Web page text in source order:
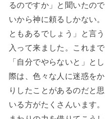
るのですか」と聞いたの
いから神に頼るしかない
ともあるでしょう」と言
入って来ました。これま
「自分でやらないと」と
際は、色々な人に迷惑を
りしたことがあるのだと
いる方がたくさんいます